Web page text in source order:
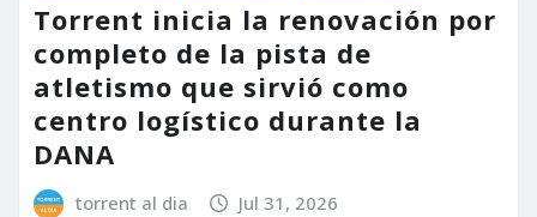
Torrent inicia la renovación por
completo de la pista de
atletismo que sirvió como
centro logístico durante la
DANA
torrent al dia Jul 31, 2026